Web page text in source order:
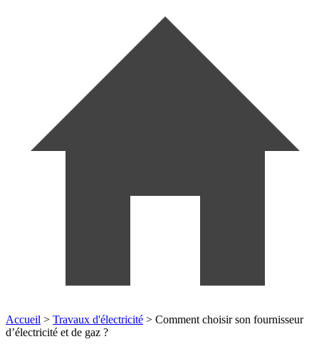
Accueil > Travaux d'électricité > Comment choisir son fournisseur
d’électricité et de gaz ?